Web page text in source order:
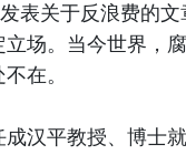
表关于反浪费的
场。当今世界，
在。
汉平教授、博士